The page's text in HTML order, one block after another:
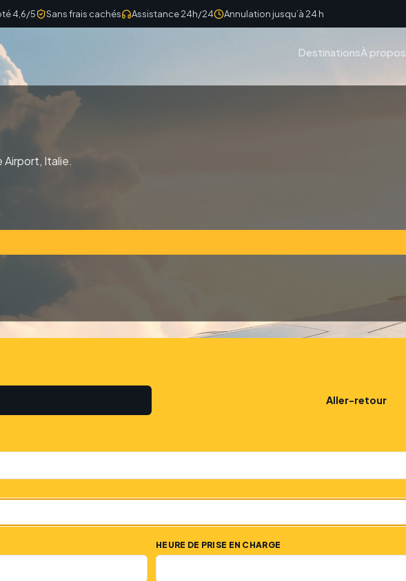
4,6/5 Sans frais cachés Assistance 24h/24 Annulation jusqu’à 24 h
DestinationsÀ propos
Airport, Italie.
Aller-retour
HEURE DE PRISE EN CHARGE